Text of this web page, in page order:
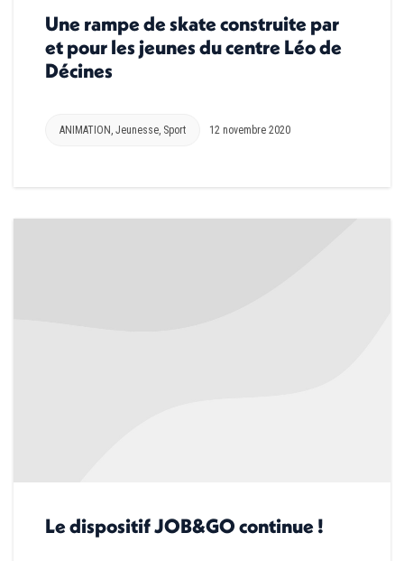
Une rampe de skate construite par
et pour les jeunes du centre Léo de
Décines
ANIMATION Jeunesse Sport 12 novembre 2020
Le dispositif JOB&GO continue !